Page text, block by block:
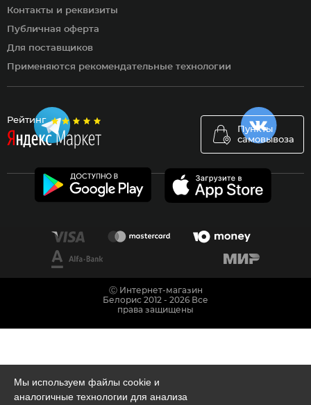
Рейтинг
Пункты
самовывоза
Контакты и реквизиты
Публичная оферта
Для поставщиков
Применяются рекомендательные технологии
Мы используем файлы cookie и
аналогичные технологии для анализа
Ⓒ Интернет-магазин
Белорис 2012 - 2026 Все
права защищены